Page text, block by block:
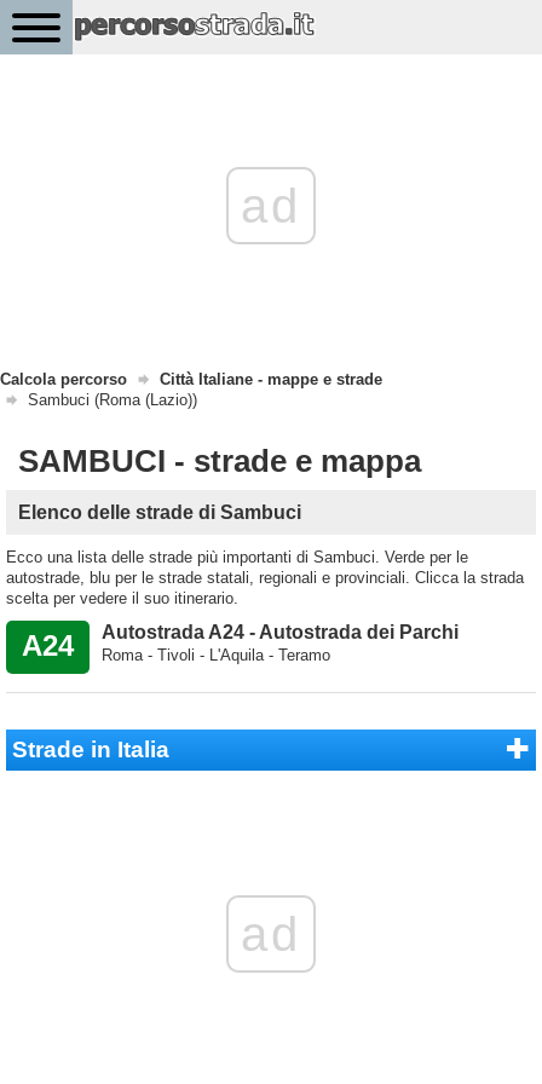
ad
Calcola percorso
Città Italiane - mappe e strade
Sambuci (Roma (Lazio))
SAMBUCI - strade e mappa
Elenco delle strade di Sambuci
Ecco una lista delle strade più importanti di Sambuci. Verde per le
autostrade, blu per le strade statali, regionali e provinciali. Clicca la strada
scelta per vedere il suo itinerario.
A24 Autostrada A24 - Autostrada dei Parchi
Roma - Tivoli - L'Aquila - Teramo
Strade in Italia
ad